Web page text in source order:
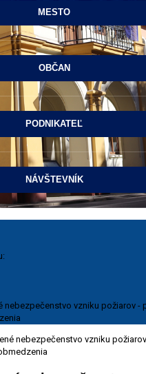
nebezpečenstvo vzniku požiarov -